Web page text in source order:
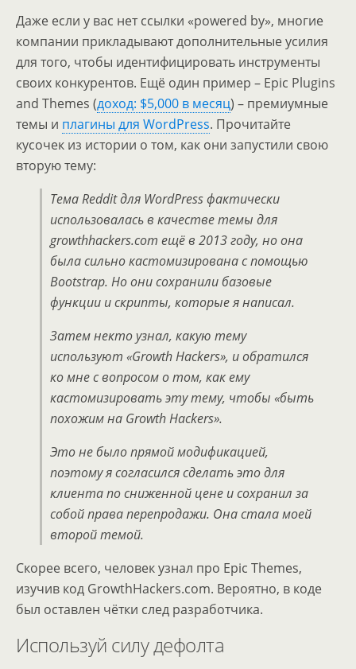
Даже если у вас нет ссылки «powered by», многие
компании прикладывают дополнительные усилия
для того, чтобы идентифицировать инструменты
своих конкурентов. Ещё один пример – Epic Plugins
and Themes (доход: $5,000 в месяц) – премиумные
темы и плагины для WordPress. Прочитайте
кусочек из истории о том, как они запустили свою
вторую тему:
Тема Reddit для WordPress фактически
использовалась в качестве темы для
growthhackers.com ещё в 2013 году, но она
была сильно кастомизирована с помощью
Bootstrap. Но они сохранили базовые
функции и скрипты, которые я написал.
Затем некто узнал, какую тему
используют «Growth Hackers», и обратился
ко мне с вопросом о том, как ему
кастомизировать эту тему, чтобы «быть
похожим на Growth Hackers».
Это не было прямой модификацией,
поэтому я согласился сделать это для
клиента по сниженной цене и сохранил за
собой права перепродажи. Она стала моей
второй темой.
Скорее всего, человек узнал про Epic Themes,
изучив код GrowthHackers.com. Вероятно, в коде
был оставлен чётки след разработчика.
Используй силу дефолта